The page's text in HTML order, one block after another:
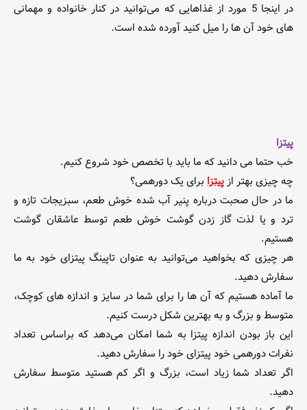
در اینجا 5 مورد از غذاهایی که می‌توانید در کنار خانواده و مهمانی
های خود آن ها را میل کنید آورده شده است.
پیتزا
خب حتما می دانید که ما باید با تخصص خود شروع کنیم.
چه چیزی بهتر ازپیتزا برای یک دورهمی؟
ما در حال صحبت درباره پنیر آب شده خوش طعم، سبزیجات تازه و
ترد و یا لذت گاز زدن گوشت خوش طعم توسط عاشقان گوشت
هستیم.
هر چیزی که بخواهید می‌توانید به عنوان تاپینگ پیتزای خود به ما
سفارش دهید.
ما آماده هستیم که آن ها را برای شما در سایز و اندازه های کوچک،
متوسط و بزرگ و به بهترین شکل درست کنیم.
این باز بودن اندازه پیتزا به شما امکان می‌دهد که براساس تعداد
نفرات دورهمی خود پیتزای خود را سفارش دهید.
اگر تعداد شما زیاد است، بزرگ و اگر کم هستید متوسط سفارش
دهید.